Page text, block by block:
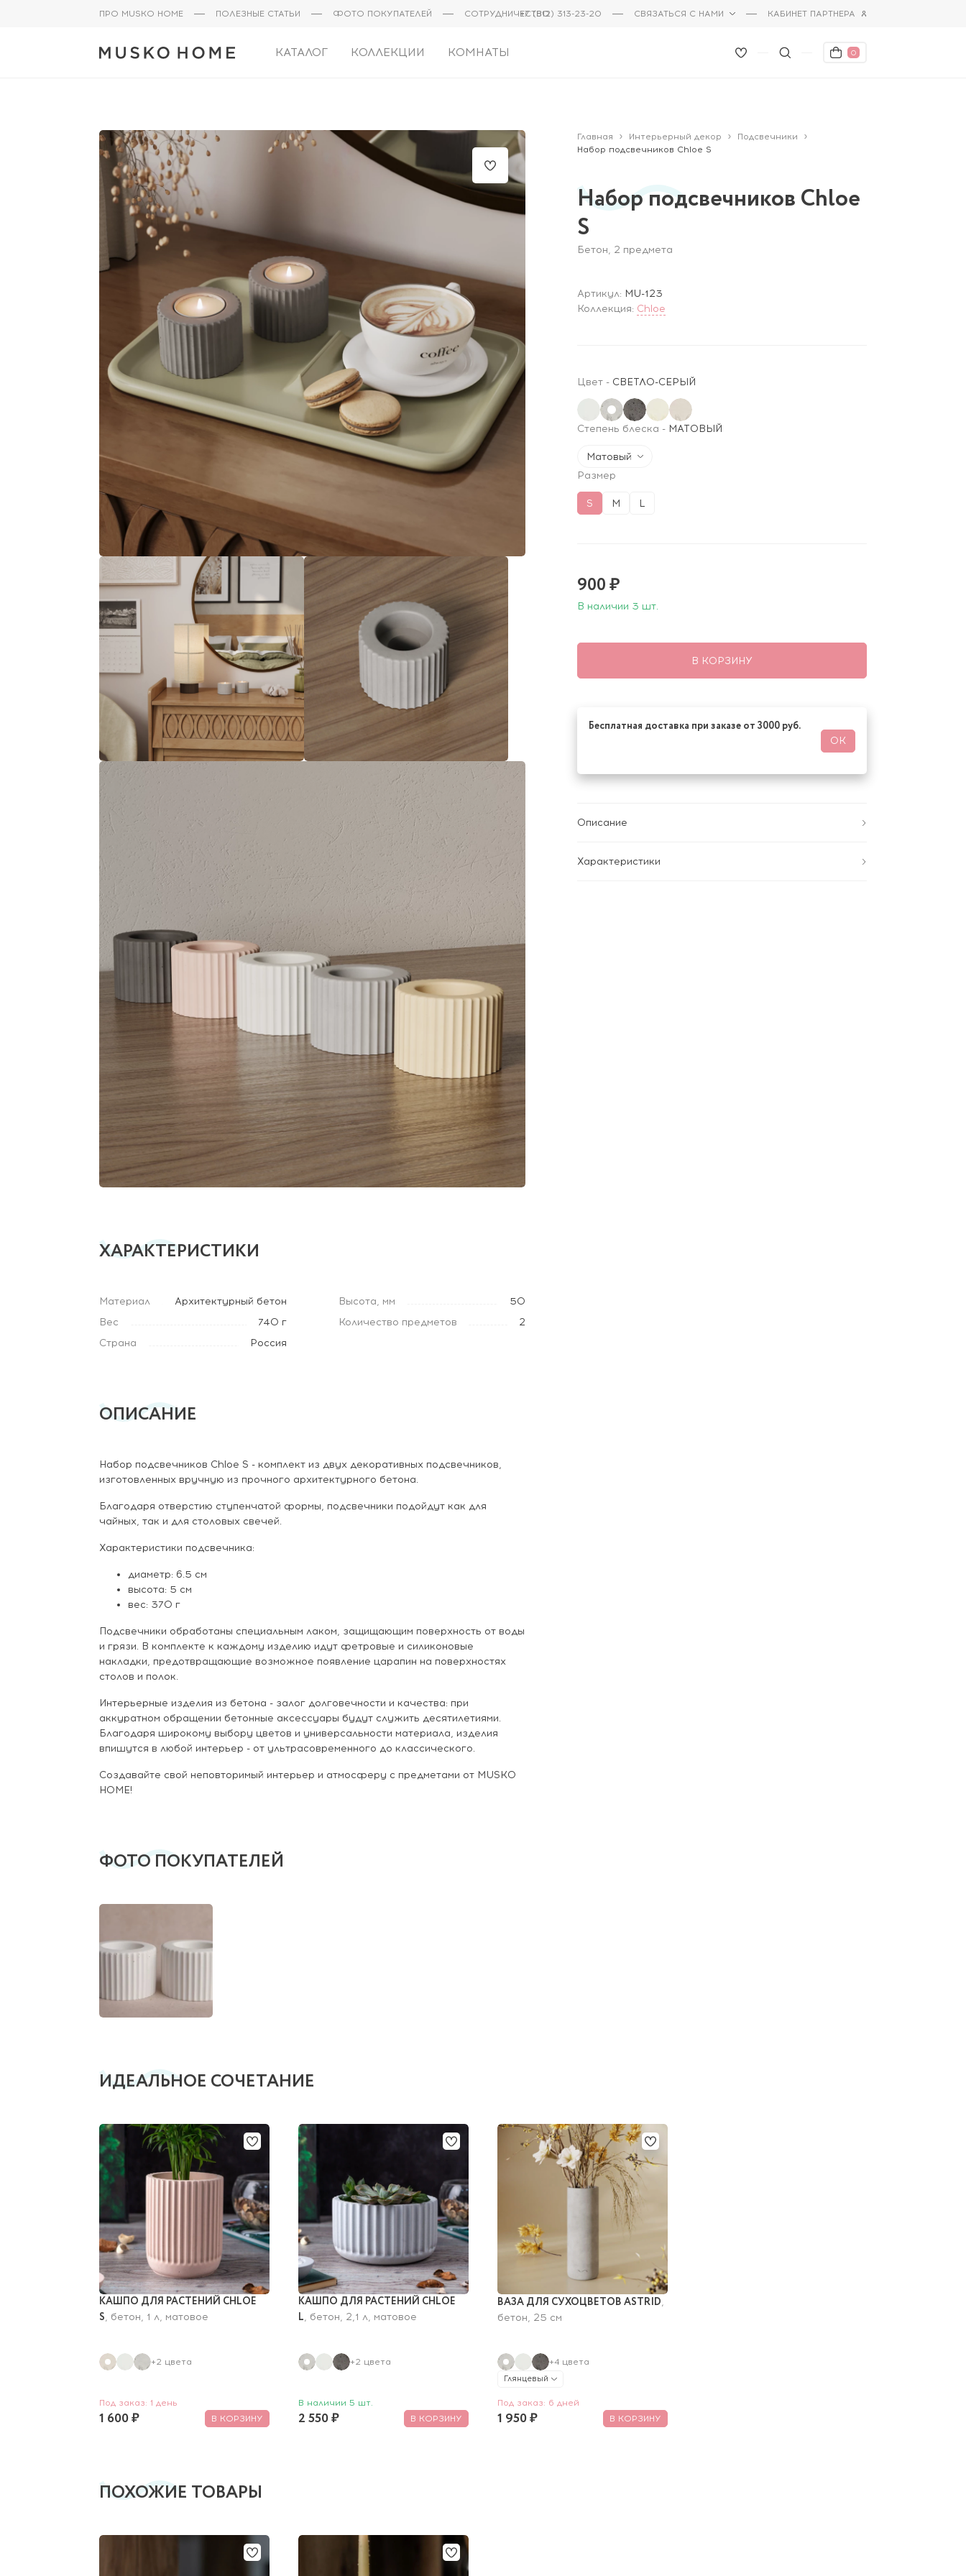
ПРО MUSKO HOME ПОЛЕЗНЫЕ СТАТЬИ ФОТО ПОКУПАТЕЛЕЙ СОТРУДНИЧЕСТВО+7 (812) 313-23-20 СВЯЗАТЬСЯ С НАМИ КАБИНЕТ ПАРТНЕРА
КАТАЛОГ КОЛЛЕКЦИИ КОМНАТЫ 0
ХАРАКТЕРИСТИКИ
Материал Архитектурный бетон Высота, мм
50
Вес
740 г Количество предметов
2
Страна
Россия
ОПИСАНИЕ
Набор подсвечников Chloe S - комплект из двух декоративных подсвечников,
изготовленных вручную из прочного архитектурного бетона.
Благодаря отверстию ступенчатой формы, подсвечники подойдут как для
чайных, так и для столовых свечей.
Характеристики подсвечника:
диаметр: 6.5 см
высота: 5 см
вес: 370 г
Подсвечники обработаны специальным лаком, защищающим поверхность от воды
и грязи. В комплекте к каждому изделию идут фетровые и силиконовые
накладки, предотвращающие возможное появление царапин на поверхностях
столов и полок.
Интерьерные изделия из бетона - залог долговечности и качества: при
аккуратном обращении бетонные аксессуары будут служить десятилетиями.
Благодаря широкому выбору цветов и универсальности материала, изделия
впишутся в любой интерьер - от ультрасовременного до классического.
Создавайте свой неповторимый интерьер и атмосферу с предметами от MUSKO
HOME!
Главная Интерьерный декор
Подсвечники
Набор подсвечников Chloe S
Набор подсвечников Chloe
S
Бетон, 2 предмета
Артикул: MU-123
Коллекция: Chloe
Цвет - СВЕТЛО-СЕРЫЙ
Степень блеска - МАТОВЫЙ
Матовый
Размер
S M L
900 ₽
В наличии 3 шт.
В КОРЗИНУ
Бесплатная доставка при заказе от 3000 руб.
ОК
Описание
Характеристики
ФОТО ПОКУПАТЕЛЕЙ
ИДЕАЛЬНОЕ СОЧЕТАНИЕ
КАШПО ДЛЯ РАСТЕНИЙ CHLOE
S, бетон, 1 л, матовое
+2 цвета
Под заказ: 1 день
1 600 ₽ В КОРЗИНУ
КАШПО ДЛЯ РАСТЕНИЙ CHLOE
L, бетон, 2,1 л, матовое
+2 цвета
В наличии 5 шт.
2 550 ₽ В КОРЗИНУ
ВАЗА ДЛЯ СУХОЦВЕТОВ ASTRID,
бетон, 25 см
+4 цвета
Глянцевый
Под заказ: 6 дней
1 950 ₽ В КОРЗИНУ
ПОХОЖИЕ ТОВАРЫ